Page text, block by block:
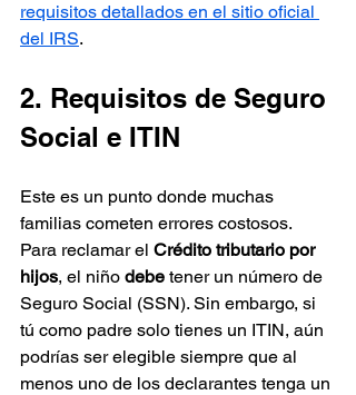
requisitos detallados en el sitio oficial
del IRS.
2. Requisitos de Seguro
Social e ITIN
Este es un punto donde muchas
familias cometen errores costosos.
Para reclamar el Crédito tributario por
hijos, el niño debe tener un número de
Seguro Social (SSN). Sin embargo, si
tú como padre solo tienes un ITIN, aún
podrías ser elegible siempre que al
menos uno de los declarantes tenga un